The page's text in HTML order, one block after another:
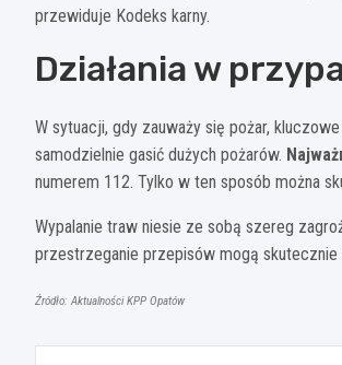
przewiduje Kodeks karny.
Działania w
W sytuacji, gdy zauważy się pożar,
samodzielnie gasić dużych pożarów.
numerem 112. Tylko w ten sposób można
Wypalanie traw niesie ze sobą szereg
przestrzeganie przepisów mogą
Źródło: Aktualności KPP Opatów